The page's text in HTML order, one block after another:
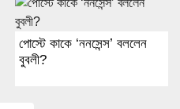
পোস্টে কাকে ‘ননসেন্স’ বললেন
বুবলী?